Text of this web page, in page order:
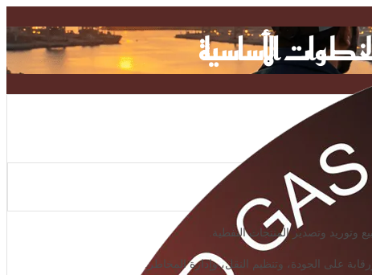
الأساسية
وتوريد وتصدير المنتجات النفطية.
على الجودة، وتنظيم النقل، وإدارة المخاطر.